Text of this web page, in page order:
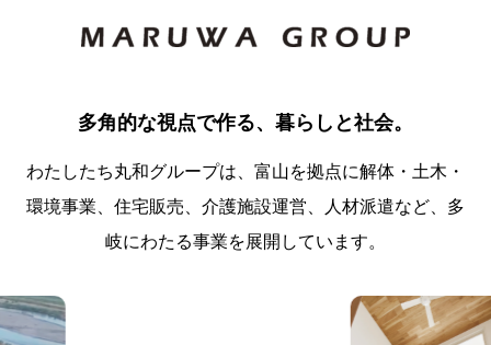
多角的な視点で作る、暮らしと社会。
わたしたち丸和グループは、富山を拠点に解体・土木・
環境事業、住宅販売、介護施設運営、人材派遣など、多
岐にわたる事業を展開しています。